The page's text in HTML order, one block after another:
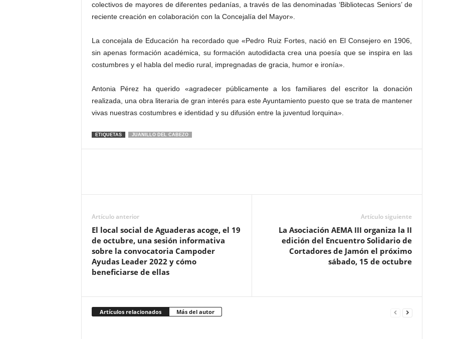
colectivos de mayores de diferentes pedanías, a través de las denominadas ‘Bibliotecas Seniors’ de
reciente creación en colaboración con la Concejalía del Mayor».
La concejala de Educación ha recordado que «Pedro Ruiz Fortes, nació en El Consejero en 1906,
sin apenas formación académica, su formación autodidacta crea una poesía que se inspira en las
costumbres y el habla del medio rural, impregnadas de gracia, humor e ironía».
Antonia Pérez ha querido «agradecer públicamente a los familiares del escritor la donación
realizada, una obra literaria de gran interés para este Ayuntamiento puesto que se trata de mantener
vivas nuestras costumbres e identidad y su difusión entre la juventud lorquina».
ETIQUETAS JUANILLO DEL CABEZO
Artículo anterior
El local social de Aguaderas acoge, el 19
de octubre, una sesión informativa
sobre la convocatoria Campoder
Ayudas Leader 2022 y cómo
beneficiarse de ellas
Artículo siguiente
La Asociación AEMA III organiza la II
edición del Encuentro Solidario de
Cortadores de Jamón el próximo
sábado, 15 de octubre
Artículos relacionados Más del autor